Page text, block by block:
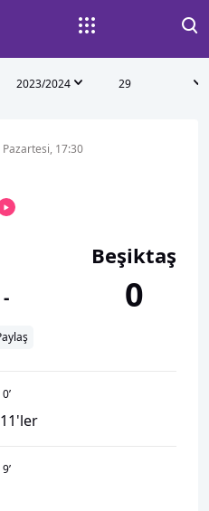
2023/2024 29
17:30
-
Beşiktaş
0
0’
9’